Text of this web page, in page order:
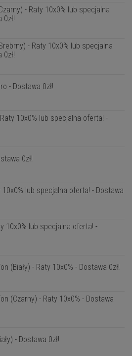
- Raty 10x0% lub specjalna
- Raty 10x0% lub specjalna
- Dostawa 0zł!
10x0% lub specjalna oferta! -
0zł!
10x0% lub specjalna oferta! - Dostawa
10x0% lub specjalna oferta! -
(Biały) - Raty 10x0% - Dostawa 0zł!
(Czarny) - Raty 10x0% - Dostawa
- Dostawa 0zł!